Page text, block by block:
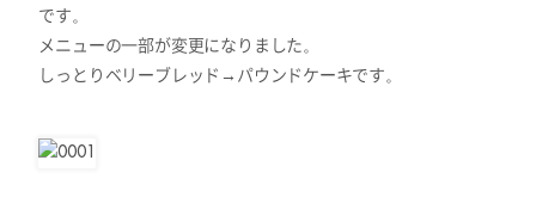
です。
メニューの一部が変更になりました。
しっとりベリーブレッド→パウンドケーキです。